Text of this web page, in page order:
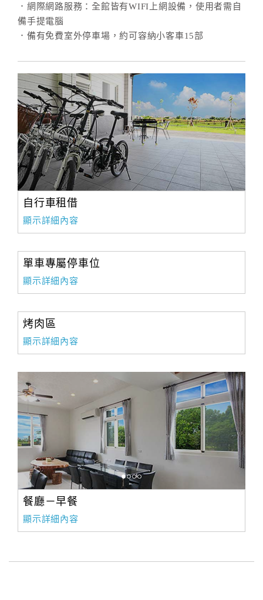
詢
訂
Q&A
國
訂
請
款
據
合
案
飯
店
作
廠
商
作
．網際網路服務：全館皆有WIFI上網設備，使用者需自
備手提電腦
．備有免費室外停車場，約可容納小客車15部
自行車租借
顯示詳細內容
單車專屬停車位
顯示詳細內容
烤肉區
顯示詳細內容
餐廳－早餐
顯示詳細內容